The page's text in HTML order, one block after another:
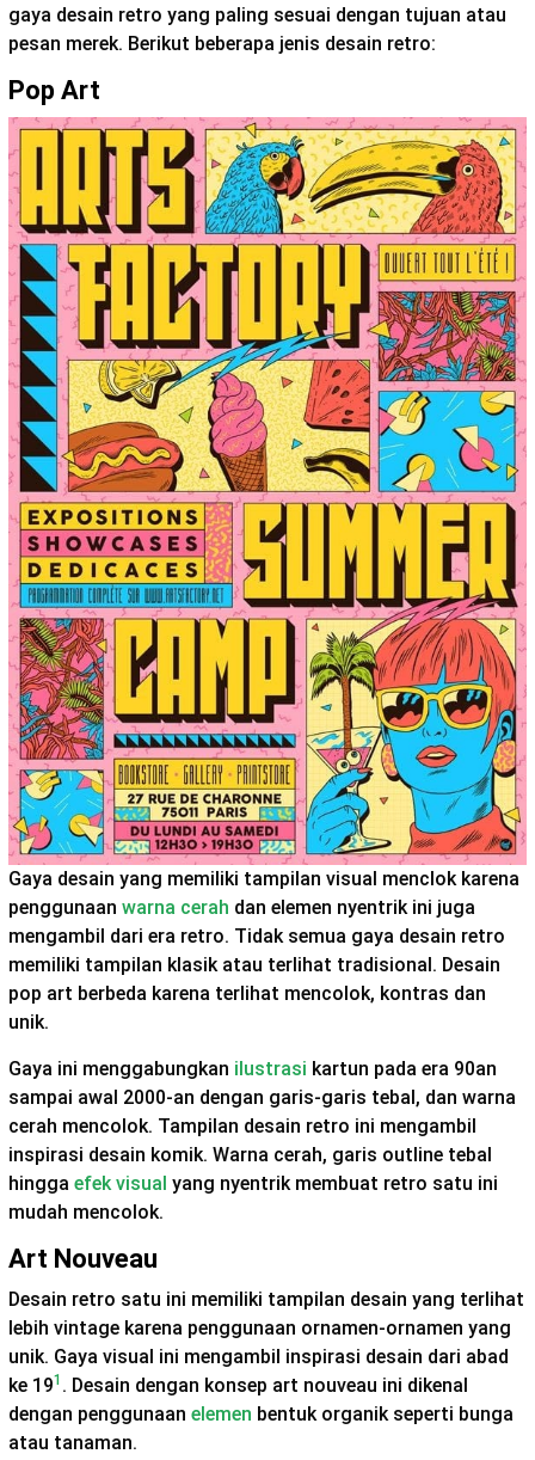
gaya desain retro yang paling sesuai dengan tujuan atau
pesan merek. Berikut beberapa jenis desain retro:
Pop Art
Gaya desain yang memiliki tampilan visual menclok karena
penggunaan warna cerah dan elemen nyentrik ini juga
mengambil dari era retro. Tidak semua gaya desain retro
memiliki tampilan klasik atau terlihat tradisional. Desain
pop art berbeda karena terlihat mencolok, kontras dan
unik.
Gaya ini menggabungkan ilustrasi kartun pada era 90an
sampai awal 2000-an dengan garis-garis tebal, dan warna
cerah mencolok. Tampilan desain retro ini mengambil
inspirasi desain komik. Warna cerah, garis outline tebal
hingga efek visual yang nyentrik membuat retro satu ini
mudah mencolok.
Art Nouveau
Desain retro satu ini memiliki tampilan desain yang terlihat
lebih vintage karena penggunaan ornamen-ornamen yang
unik. Gaya visual ini mengambil inspirasi desain dari abad
ke 191 . Desain dengan konsep art nouveau ini dikenal
dengan penggunaan elemen bentuk organik seperti bunga
atau tanaman.